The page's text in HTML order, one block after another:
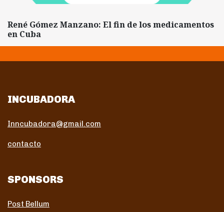
René Gómez Manzano: El fin de los medicamentos
en Cuba
INCUBADORA
Inncubadora@gmail.com
contacto
SPONSORS
Post Bellum